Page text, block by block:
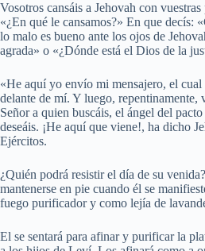
Vosotros cansáis a Jehovah con
«¿En qué le cansamos?» En que decís:
lo malo es bueno ante los ojos de
agrada» o «¿Dónde está el Dios de la
«He aquí yo envío mi mensajero, el cual
delante de mí. Y luego, repentinamente,
Señor a quien buscáis, el ángel del
deseáis. ¡He aquí que viene!, ha dicho
Ejércitos.
¿Quién podrá resistir el día de su
mantenerse en pie cuando él se
fuego purificador y como lejía de
El se sentará para afinar y purificar la